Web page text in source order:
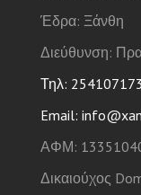
Έδρα: Ξάνθη
Διεύθυνση:
Τηλ:
Email:
ΑΦΜ:
Δικαιούχος